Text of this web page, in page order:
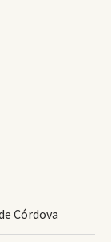
Córdova